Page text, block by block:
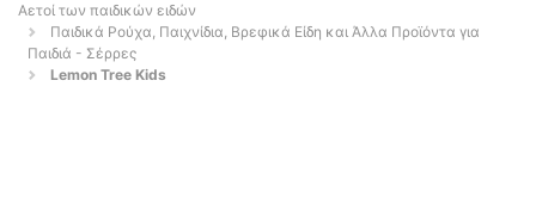
Αετοί των παιδικών ειδών
Παιδικά Ρούχα, Παιχνίδια, Βρεφικά Είδη και Άλλα Προϊόντα για
Παιδιά - Σέρρες
Lemon Tree Kids